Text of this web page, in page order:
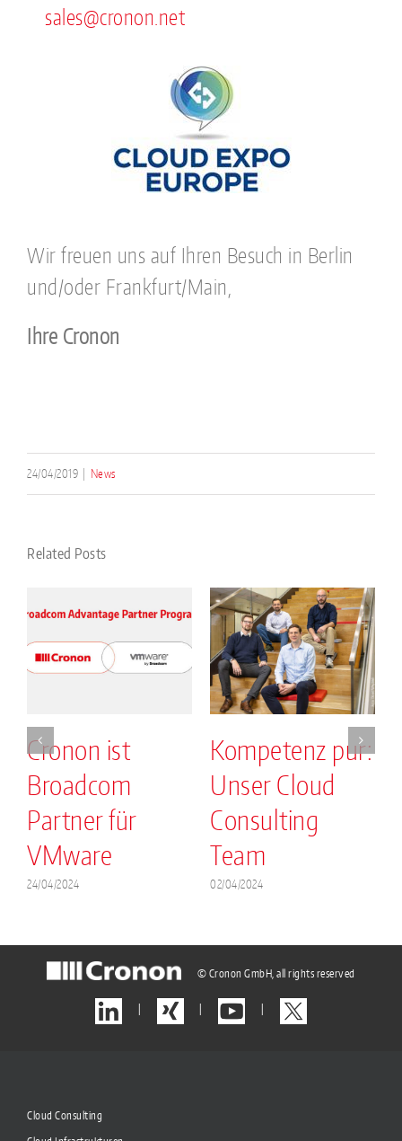
sales@cronon.net
Wir freuen uns auf Ihren Besuch in Berlin
und/oder Frankfurt/Main,
Ihre Cronon
24/04/2019 News
Related Posts
Cronon ist
Broadcom
Partner für
VMware
24/04/2024
Kompetenz pur:
Unser Cloud
Consulting
Team
02/04/2024
© Cronon GmbH, all rights reserved
Cloud Consulting